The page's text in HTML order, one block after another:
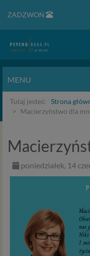
ZADZWOŃ
MENU
Tutaj jesteś: Strona
Macierzyństwo dla
poniedziałek, 14